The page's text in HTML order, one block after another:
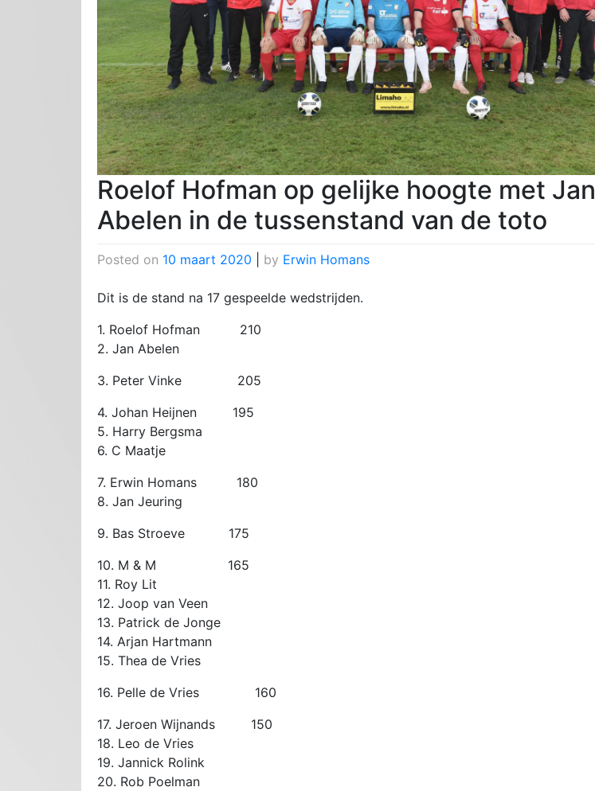
Roelof Hofman op gelijke hoogte met Jan
Abelen in de tussenstand van de toto
Posted on 10 maart 2020 by Erwin Homans
Dit is de stand na 17 gespeelde wedstrijden.
1. Roelof Hofman 210
2. Jan Abelen
3. Peter Vinke 205
4. Johan Heijnen 195
5. Harry Bergsma
6. C Maatje
7. Erwin Homans 180
8. Jan Jeuring
9. Bas Stroeve 175
10. M & M 165
11. Roy Lit
12. Joop van Veen
13. Patrick de Jonge
14. Arjan Hartmann
15. Thea de Vries
16. Pelle de Vries 160
17. Jeroen Wijnands 150
18. Leo de Vries
19. Jannick Rolink
20. Rob Poelman